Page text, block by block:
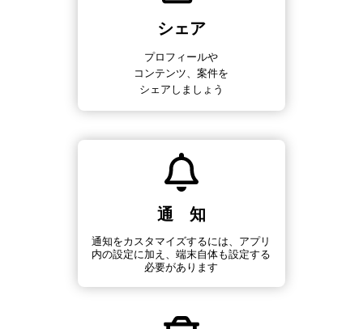
シェア
プロフィールや
コンテンツ、案件を
シェアしましょう
通 知
通知をカスタマイズするには、アプリ
内の設定に加え、端末自体も設定する
必要があります